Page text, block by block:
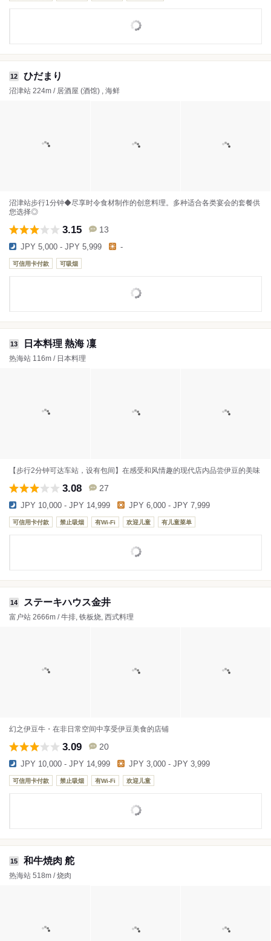
12 ひだまり
沼津站 224m / 居酒屋 (酒馆) , 海鲜
沼津站步行1分钟◆尽享时令食材制作的创意料理。多种适合各类宴会的套餐供
您选择◎
3.15 13
JPY 5,000 - JPY 5,999 -
可信用卡付款 可吸烟
13 日本料理 熱海 凜
热海站 116m / 日本料理
【步行2分钟可达车站，设有包间】在感受和风情趣的现代店内品尝伊豆的美味
3.08 27
JPY 10,000 - JPY 14,999 JPY 6,000 - JPY 7,999
可信用卡付款 禁止吸烟 有Wi-Fi 欢迎儿童 有儿童菜单
14 ステーキハウス金井
富户站 2666m / 牛排, 铁板烧, 西式料理
幻之伊豆牛・在非日常空间中享受伊豆美食的店铺
3.09 20
JPY 10,000 - JPY 14,999 JPY 3,000 - JPY 3,999
可信用卡付款 禁止吸烟 有Wi-Fi 欢迎儿童
15 和牛焼肉 舵
热海站 518m / 烧肉